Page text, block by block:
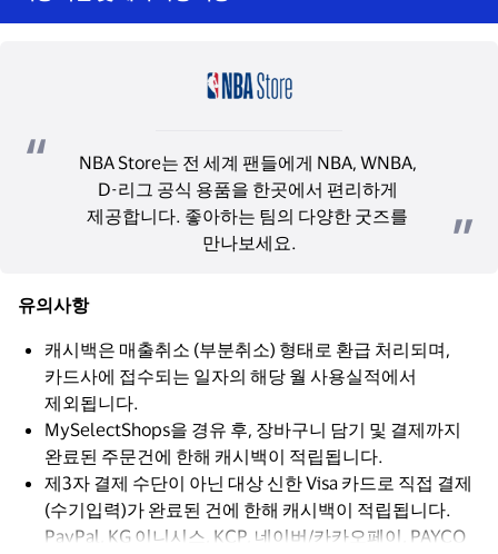
NBA Store는 전 세계 팬들에게 NBA, WNBA,
D-리그 공식 용품을 한곳에서 편리하게
제공합니다. 좋아하는 팀의 다양한 굿즈를
만나보세요.
유의사항
캐시백은 매출취소 (부분취소) 형태로 환급 처리되며,
카드사에 접수되는 일자의 해당 월 사용실적에서
제외됩니다.
MySelectShops을 경유 후, 장바구니 담기 및 결제까지
완료된 주문건에 한해 캐시백이 적립됩니다.
제3자 결제 수단이 아닌 대상 신한 Visa 카드로 직접 결제
(수기입력)가 완료된 건에 한해 캐시백이 적립됩니다.
PayPal, KG 이니시스, KCP, 네이버/카카오페이, PAYCO